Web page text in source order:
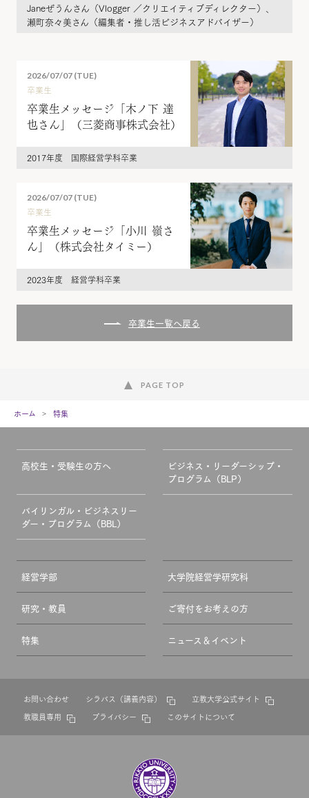
Janeぜうんさん（Vlogger ／クリエイティブディレクター）、
瀬町奈々美さん（編集者・推し活ビジネスアドバイザー）
2026/07/07 (TUE)
卒業生
卒業生メッセージ「木ノ下 達
也さん」（三菱商事株式会社）
2017年度 国際経営学科卒業
2026/07/07 (TUE)
卒業生
卒業生メッセージ「小川 嶺さ
ん」（株式会社タイミー）
2023年度 経営学科卒業
卒業生一覧へ戻る
PAGE TOP
ホーム 特集
高校生・受験生の方へ
ビジネス・リーダーシップ・
プログラム（BLP）
バイリンガル・ビジネスリー
ダー・プログラム（BBL）
経営学部 大学院経営学研究科
研究・教員 ご寄付をお考えの方
特集 ニュース＆イベント
お問い合わせ シラバス（講義内容）
立教大学公式サイト
教職員専用
プライバシー このサイトについて